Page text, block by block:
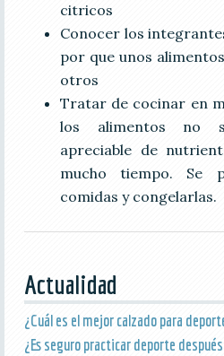
citricos
Conocer los
por que unos
otros
Tratar de cocinar en
los alimentos no
apreciable de
mucho tiempo. Se
comidas y congelarlas.
Actualidad
¿Cuál es el mejor calzado para
¿Es seguro practicar deporte